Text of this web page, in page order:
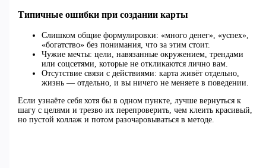
Типичные ошибки при создании карты
Слишком общие формулировки: «много денег», «успех»,
«богатство» без понимания, что за этим стоит.
Чужие мечты: цели, навязанные окружением, трендами
или соцсетями, которые не откликаются лично вам.
Отсутствие связи с действиями: карта живёт отдельно,
жизнь — отдельно, и вы ничего не меняете в поведении.
Если узнаёте себя хотя бы в одном пункте, лучше вернуться к
шагу с целями и трезво их перепроверить, чем клеить красивый,
но пустой коллаж и потом разочаровываться в методе.